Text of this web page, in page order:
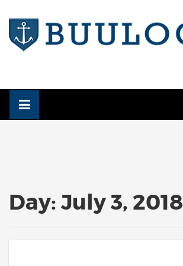
content
Day:July 3, 2018